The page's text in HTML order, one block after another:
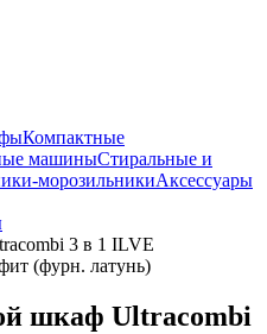
Компактные
машиныСтиральные и
морозильникиАксессуары
3 в 1 ILVE
(фурн. латунь)
шкаф Ultracombi